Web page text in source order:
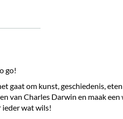
go!
gaat om kunst, geschiedenis,
van Charles Darwin en maak
ieder wat wils!